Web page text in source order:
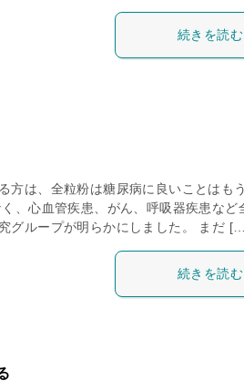
続きを読む
方は、全粒粉は糖尿病に良いことはも
、心血管疾患、がん、呼吸器疾患など
グループが明らかにしました。 まだ
続きを読む